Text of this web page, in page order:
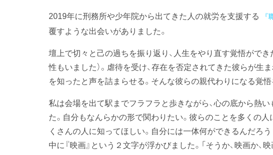
2019年に刑務所や少年院から出てきた人の就労を支援する
『
覆すような出会いがありました。
壇上で切々と己の過ちを振り返り、人生をやり直す覚悟がで
性もいました）。虐待を受け、存在を否定されてきた彼らが
を知ったと声を詰まらせる。そんな彼らの親代わりになる覚
私は会場を出て駅までフラフラと歩きながら、心の底から熱
た。自分もなんらかの形で関わりたい。彼らのことを多くの
くさんの人に知ってほしい。自分には一体何ができるんだろ
中に『映画』という２文字が浮かびました。「そうか、映画か、